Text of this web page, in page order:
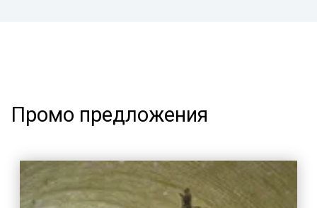
Промо предложения